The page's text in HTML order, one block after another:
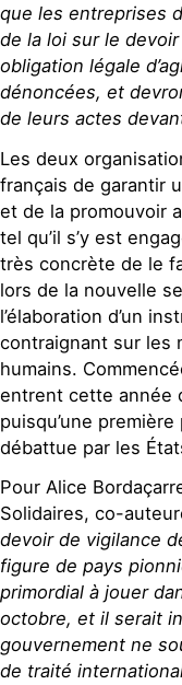
que les entreprises
de la loi sur le
obligation légale
dénoncées, et
de leurs actes
Les deux
français de garantir
et de la promouvoir
tel qu’il s’y est
très concrète de le
lors de la nouvelle
l’élaboration d’un
contraignant sur les
humains.
entrent cette année
puisqu’une
débattue par les
Pour Alice
Solidaires, co-
devoir de vigilance
figure de pays
primordial à jouer
octobre, et il serait
gouvernement ne
de traité